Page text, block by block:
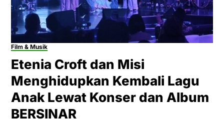
Film & Musik
Etenia Croft dan Misi
Menghidupkan Kembali Lagu
Anak Lewat Konser dan Album
BERSINAR